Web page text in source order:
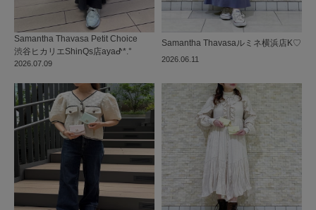
2026.07.09
Samantha Thavasa Petit Choice
渋谷ヒカリエShinQs店ayaᕷ*.°
2026.06.11
Samantha Thavasa ルミネ横浜店K♡